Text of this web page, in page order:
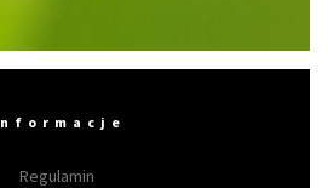
Regulamin